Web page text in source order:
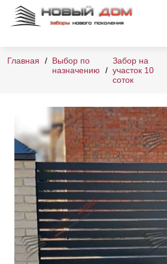
Главная
Выбор по
назначению
Забор на
участок 10
соток